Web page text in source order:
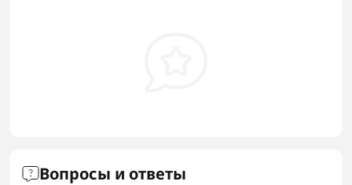
Вопросы и ответы